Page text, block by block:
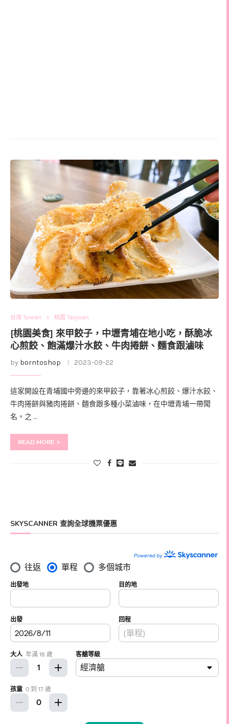
台灣 Taiwan 桃園 Taoyuan
[桃園美食] 來甲餃子，中壢青埔在地小吃，酥脆冰
心煎餃、飽滿爆汁水餃、牛肉捲餅、麵食跟滷味
by borntoshop 2023-09-22
這家開設在青埔國中旁邊的來甲餃子，靠著冰心煎餃、爆汁水餃、
牛肉捲餅與豬肉捲餅、麵食跟多種小菜滷味，在中壢青埔一帶聞
名。之 …
READ MORE
SKYSCANNER 查詢全球機票優惠